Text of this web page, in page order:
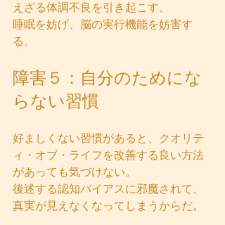
えざる体調不良を引き起こす。
睡眠を妨げ、脳の実行機能を妨害す
る。
障害５：自分のためにな
らない習慣
好ましくない習慣があると、クオリテ
ィ・オブ・ライフを改善する良い方法
があっても気づけない。
後述する認知バイアスに邪魔されて、
真実が見えなくなってしまうからだ。